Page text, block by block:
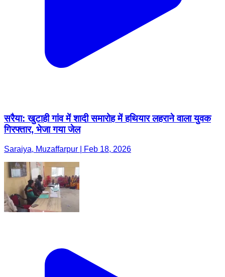
सरैया: खुटाही गांव में शादी समारोह में हथियार लहराने वाला युवक
गिरफ्तार, भेजा गया जेल
Saraiya, Muzaffarpur | Feb 18, 2026